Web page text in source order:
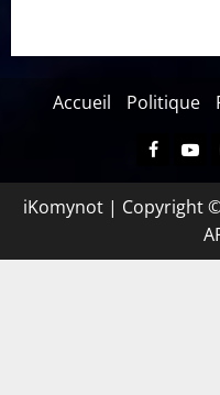
Accueil Politique
iKomynot | Copyright